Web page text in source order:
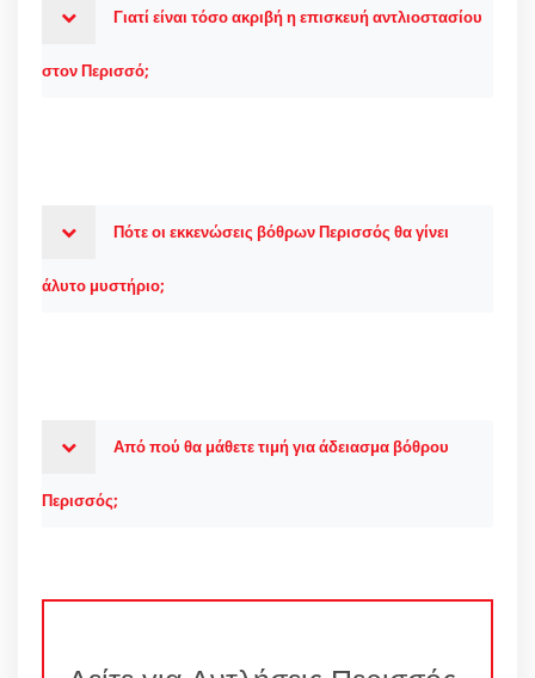
Γιατί είναι τόσο ακριβή η επισκευή αντλιοστασίου
στον Περισσό;
Πότε οι εκκενώσεις βόθρων Περισσός θα γίνει
άλυτο μυστήριο;
Από πού θα μάθετε τιμή για άδειασμα βόθρου
Περισσός;